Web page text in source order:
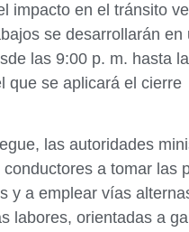
impacto en el tránsito
se desarrollarán en
las 9:00 p. m. hasta
que se aplicará el cierre
las autoridades
a tomar las
y a emplear vías
labores, orientadas a